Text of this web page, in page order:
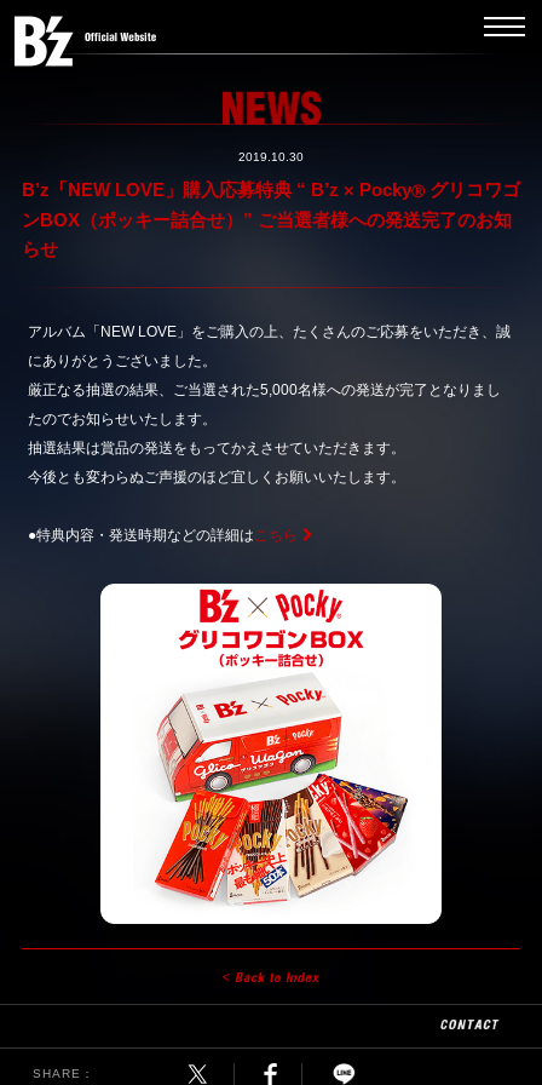
2019.10.30
B’z「NEW LOVE」購入応募特典 “ B’z × PockyⓇグリコワゴ
ンBOX（ポッキー詰合せ）” ご当選者様への発送完了のお知
らせ
アルバム「NEW LOVE」をご購入の上、たくさんのご応募をいただき、誠
にありがとうございました。
厳正なる抽選の結果、ご当選された5,000名様への発送が完了となりまし
たのでお知らせいたします。
抽選結果は賞品の発送をもってかえさせていただきます。
今後とも変わらぬご声援のほど宜しくお願いいたします。
●特典内容・発送時期などの詳細はこちら
SHARE：